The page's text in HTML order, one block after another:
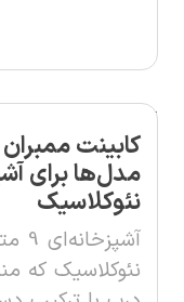
کابینت
مدل‌ها برای
نئوکلاسیک
نئوکلاسیک که